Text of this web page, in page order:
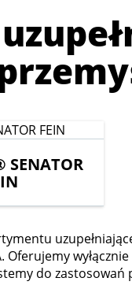
SENATOR
Oferujemy
do zastosowań